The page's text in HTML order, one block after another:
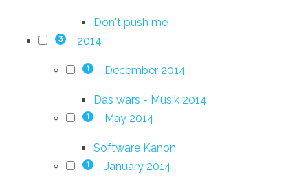
Don't push me
3 2014
1 December 2014
Das wars - Musik 2014
1 May 2014
Software Kanon
1 January 2014